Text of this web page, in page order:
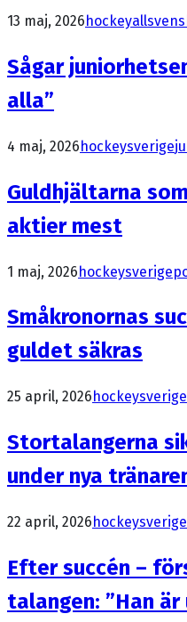
13 maj, 2026
Sågar
alla”
4 maj, 2026hockeysverige
Guldhjältarna
aktier mest
1 maj, 2026hockeysverige
Småkronornas
guldet säkras
25 april, 2026 hockeysverige
Stortalangerna
under nya
22 april, 2026 hockeysverige
Efter succén –
talangen: ”Han är